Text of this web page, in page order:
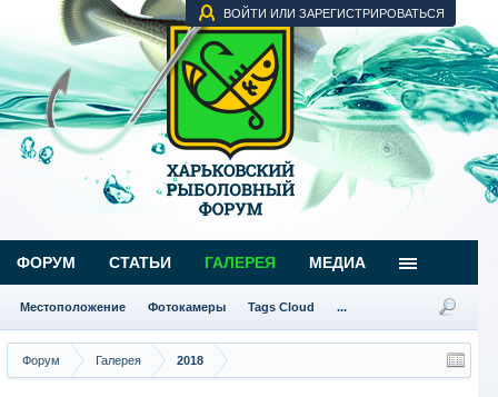
ВОЙТИ ИЛИ ЗАРЕГИСТРИРОВАТЬСЯ
Форум Галерея 2018
ФОРУМ СТАТЬИ ГАЛЕРЕЯ
Местоположение Фотокамеры Tags Cloud ...
МЕДИА